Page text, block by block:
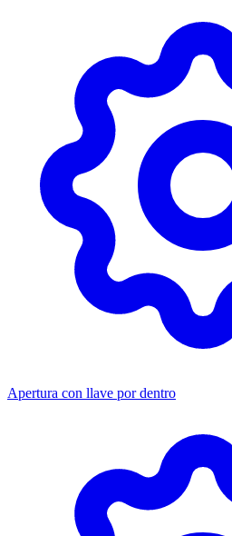
Apertura con llave por dentro